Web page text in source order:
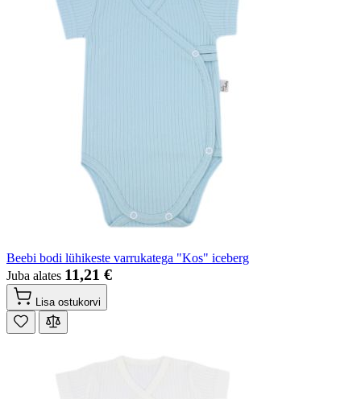
Beebi bodi lühikeste varrukatega "Kos" iceberg
Juba alates 11,21 €
Lisa ostukorvi